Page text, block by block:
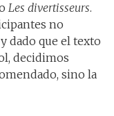
Les divertisseurs.
no
dado que el texto
decidimos
sino la